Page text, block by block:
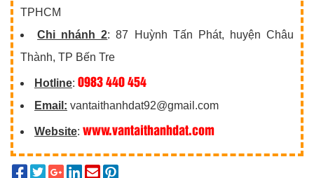
TPHCM
Chi nhánh 2: 87 Huỳnh Tấn Phát, huyện Châu
Thành, TP Bến Tre
Hotline: 0983 440 454
Email: vantaithanhdat92@gmail.com
Website: www.vantaithanhdat.com